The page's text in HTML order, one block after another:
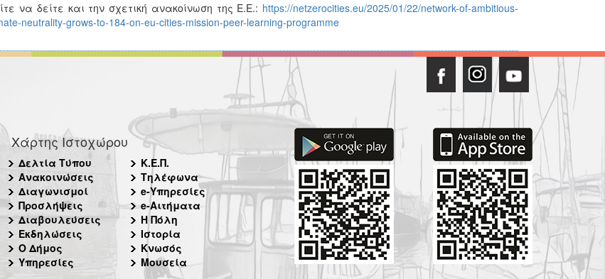
να δείτε και την σχετική ανακοίνωση της Ε.Ε.: https://netzerocities.eu/2025/01/22/network-of-ambitious-
neutrality-grows-to-184-on-eu-cities-mission-peer-learning-programme
Χάρτης Ιστοχώρου
Δελτία Τύπου
Ανακοινώσεις
Διαγωνισμοί
Προσλήψεις
Διαβουλεύσεις
Εκδηλώσεις
Ο Δήμος
Υπηρεσίες
Κ.Ε.Π.
Τηλέφωνα
e-Υπηρεσίες
e-Αιτήματα
Η Πόλη
Ιστορία
Κνωσός
Μουσεία